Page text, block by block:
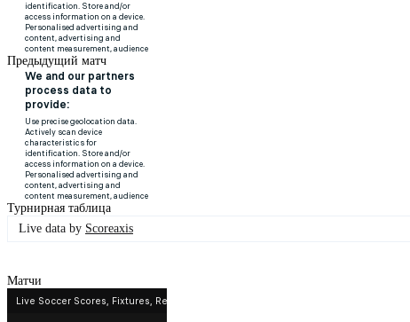
Предыдущий матч
Турнирная таблица
Live data by Scoreaxis
Матчи